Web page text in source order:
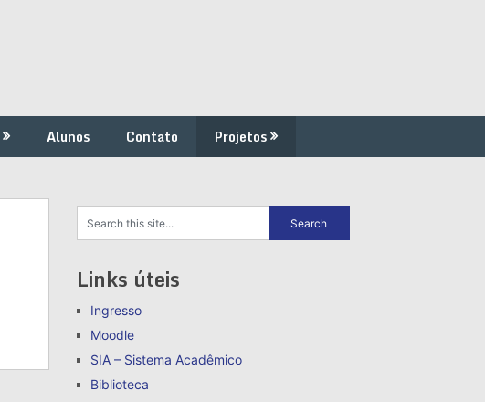
Alunos Contato Projetos
Links úteis
Ingresso
Moodle
SIA – Sistema Acadêmico
Biblioteca